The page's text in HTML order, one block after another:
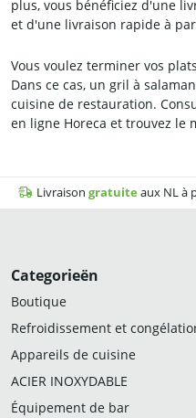
plus, vous bénéficiez d'une
et d'une livraison rapide à
Vous voulez terminer vos
Dans ce cas, un gril à
cuisine de restauration.
en ligne Horeca et trouvez le
Livraison gratuite aux NL à
Categorieën
Boutique
Refroidissement et
Appareils de cuisine
ACIER INOXYDABLE
Équipement de bar